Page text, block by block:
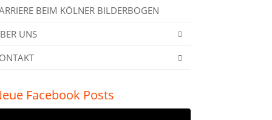
BEIM KÖLNER BILDERBOGEN
UNS
Facebook Posts